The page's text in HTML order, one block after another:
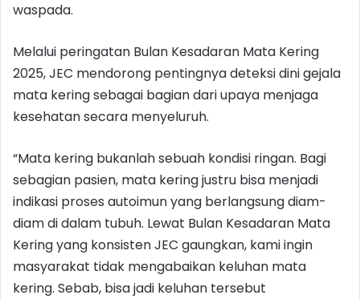
waspada.
Melalui peringatan Bulan Kesadaran Mata Kering
2025, JEC mendorong pentingnya deteksi dini gejala
mata kering sebagai bagian dari upaya menjaga
kesehatan secara menyeluruh.
“Mata kering bukanlah sebuah kondisi ringan. Bagi
sebagian pasien, mata kering justru bisa menjadi
indikasi proses autoimun yang berlangsung diam-
diam di dalam tubuh. Lewat Bulan Kesadaran Mata
Kering yang konsisten JEC gaungkan, kami ingin
masyarakat tidak mengabaikan keluhan mata
kering. Sebab, bisa jadi keluhan tersebut